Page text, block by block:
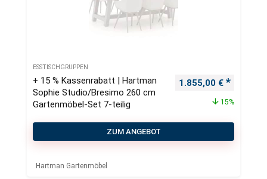
ESSTISCHGRUPPEN
+ 15 % Kassenrabatt | Hartman
Sophie Studio/Bresimo 260 cm
Gartenmöbel-Set 7-teilig
Ursprünglicher
1.855,00 €
15%
ZUM ANGEBOT
Hartman Gartenmöbel